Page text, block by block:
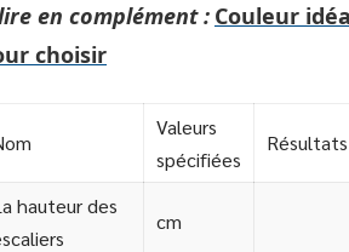
en complément : Couleur
choisir
Valeurs
spécifiées
Résultats
hauteur des
cm